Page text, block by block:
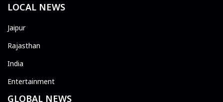
LOCAL NEWS
Jaipur
Rajasthan
India
Entertainment
GLOBAL NEWS